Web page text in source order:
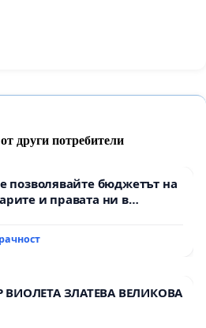
други потребители
позволявайте бюджетът на
и правата ни в
ЗЛАТЕВА ВЕЛИКОВА